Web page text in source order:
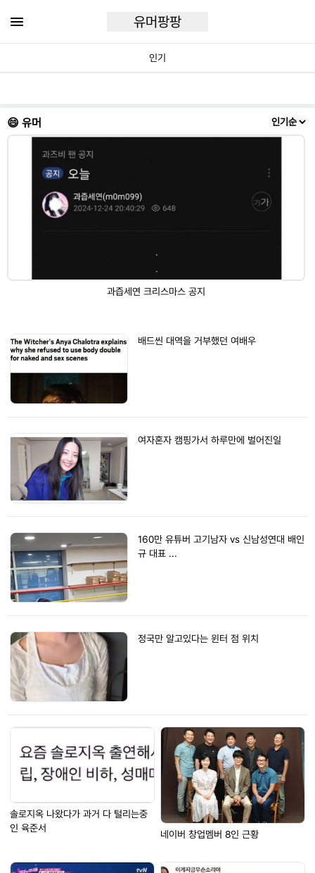
유머팡팡
인기
😄 유머
과즙세연 크리스마스 공지
배드씬 대역을 거부했던 여배우
여자혼자 캠핑가서 하루만에 벌어진일
160만 유튜버 고기남자 vs 신남성연대 배인
규 대표 ...
정국만 알고있다는 윈터 점 위치
솔로지옥 나왔다가 과거 다 털리는중
인 육준서
네이버 창업멤버 8인 근황